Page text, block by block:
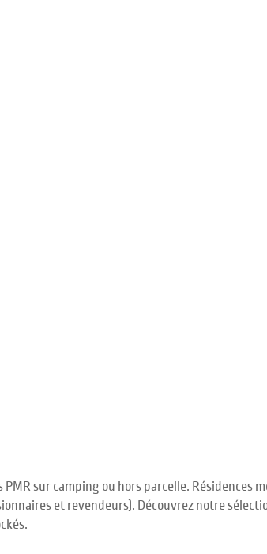
sur camping ou hors parcelle. Résidences
et revendeurs). Découvrez notre